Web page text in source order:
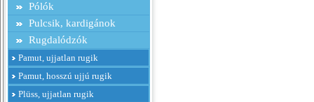
Pólók
Pulcsik, kardigánok
Rugdalódzók
Pamut, ujjatlan rugik
Pamut, hosszú ujjú rugik
Plüss, ujjatlan rugik